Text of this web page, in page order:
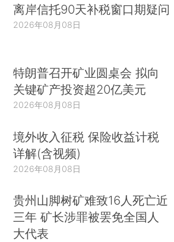
离岸信托90天补税窗口期疑问
2026年08月08日
特朗普召开矿业圆桌会 拟向
关键矿产投资超20亿美元
2026年08月08日
境外收入征税 保险收益计税
详解(含视频)
2026年08月08日
贵州山脚树矿难致16人死亡近
三年 矿长涉罪被罢免全国人
大代表